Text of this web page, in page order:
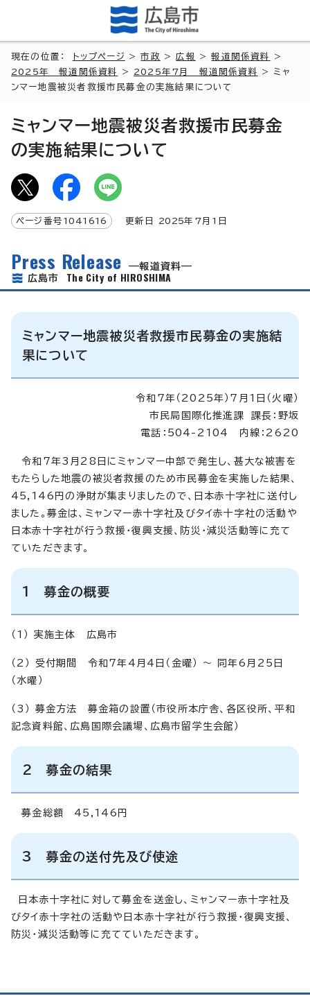
現在の位置： トップページ >市政 >広報 >報道関係資料
>
2025年 報道関係資料
> 2025年7月 報道関係資料
> ミャ
ンマー地震被災者救援市民募金の実施結果について
ミャンマー地震被災者救援市民募金
の実施結果について
ページ番号 1041616 更新日 2025年7月1日
Press Release
報道資料
広島市 The City of HIROSHIMA
ミャンマー地震被災者救援市民募金の実施結
果について
令和7年（2025年）7月1日（火曜）
市民局国際化推進課 課長：野坂
電話：504-2104 内線：2620
令和7年3月28日にミャンマー中部で発生し、甚大な被害を
もたらした地震の被災者救援のため市民募金を実施した結果、
45,146円の浄財が集まりましたので、日本赤十字社に送付し
ました。募金は、ミャンマー赤十字社及びタイ赤十字社の活動や
日本赤十字社が行う救援・復興支援、防災・減災活動等に充て
ていただきます。
1 募金の概要
（1） 実施主体 広島市
（2） 受付期間 令和7年4月4日（金曜） ～ 同年6月25日
（水曜）
（3） 募金方法 募金箱の設置（市役所本庁舎、各区役所、平和
記念資料館、広島国際会議場、広島市留学生会館）
2 募金の結果
募金総額 45,146円
3 募金の送付先及び使途
日本赤十字社に対して募金を送金し、ミャンマー赤十字社及
びタイ赤十字社の活動や日本赤十字社が行う救援・復興支援、
防災・減災活動等に充てていただきます。